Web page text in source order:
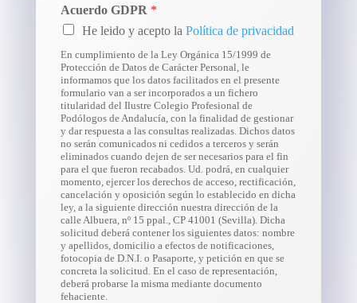
Acuerdo GDPR *
He leido y acepto la Política de privacidad
En cumplimiento de la Ley Orgánica 15/1999 de
Protección de Datos de Carácter Personal, le
informamos que los datos facilitados en el presente
formulario van a ser incorporados a un fichero
titularidad del Ilustre Colegio Profesional de
Podólogos de Andalucía, con la finalidad de gestionar
y dar respuesta a las consultas realizadas. Dichos datos
no serán comunicados ni cedidos a terceros y serán
eliminados cuando dejen de ser necesarios para el fin
para el que fueron recabados. Ud. podrá, en cualquier
momento, ejercer los derechos de acceso, rectificación,
cancelación y oposición según lo establecido en dicha
ley, a la siguiente dirección nuestra dirección de la
calle Albuera, nº 15 ppal., CP 41001 (Sevilla). Dicha
solicitud deberá contener los siguientes datos: nombre
y apellidos, domicilio a efectos de notificaciones,
fotocopia de D.N.I. o Pasaporte, y petición en que se
concreta la solicitud. En el caso de representación,
deberá probarse la misma mediante documento
fehaciente.